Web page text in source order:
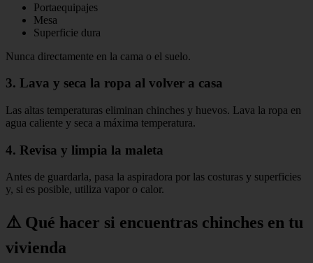
Portaequipajes
Mesa
Superficie dura
Nunca directamente en la cama o el suelo.
3. Lava y seca la ropa al volver a casa
Las altas temperaturas eliminan chinches y huevos. Lava la ropa en
agua caliente y seca a máxima temperatura.
4. Revisa y limpia la maleta
Antes de guardarla, pasa la aspiradora por las costuras y superficies
y, si es posible, utiliza vapor o calor.
⚠️ Qué hacer si encuentras chinches en tu
vivienda